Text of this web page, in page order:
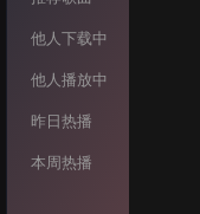
他人下载中
他人播放中
昨日热播
本周热播